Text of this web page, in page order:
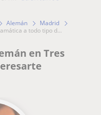
Alemán
Madrid
a todo tipo d...
en Tres